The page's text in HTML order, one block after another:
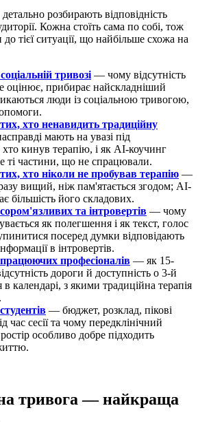
розбирають відповідність
Кожна стоїть сама по собі, тож
тієї ситуації, що найбільше схожа на
тривозі — чому відсутність
оцінює, прибирає найскладніший
люди із соціальною тривогою,
хто ненавидить традиційну
мають на увазі під
кинув терапію, і як AI-коучинг
ті частини, що не спрацювали.
хто ніколи не пробував терапію —
вищий, ніж пам'ятається згодом; AI-
більшість його складових.
та інтровертів — чому
як полегшення і як текст, голос
посеред думки відповідають
в інтровертів.
професіоналів — як 15-
дороги й доступність о 3-й
календарі, з якими традиційна терапія
— бюджет, розклад, пікові
час сесії та чому передклінічний
особливо добре підходить
тривога — найкраща